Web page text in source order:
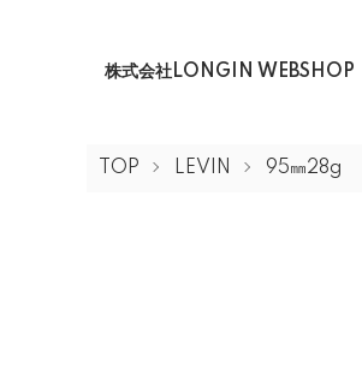
株式会社LONGIN WEBSHOP
TOP LEVIN 95㎜28g